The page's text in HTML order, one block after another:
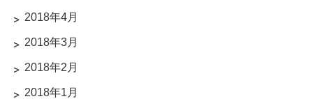
2018年4月
2018年3月
2018年2月
2018年1月